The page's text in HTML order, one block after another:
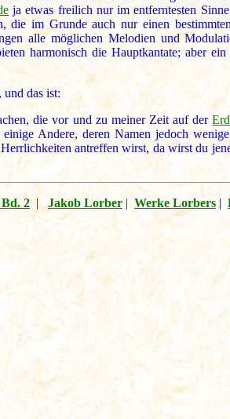
ja etwas freilich nur im entferntesten
die im Grunde auch nur einen
alle möglichen Melodien und
harmonisch die Hauptkantate; aber
das ist:
die vor und zu meiner Zeit auf der
Andere, deren Namen jedoch
antreffen wirst, da wirst du
2|Jakob Lorber |Werke Lorbers|